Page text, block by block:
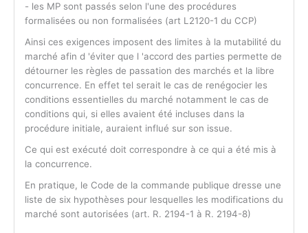
- les MP sont passés selon l'une des procédures
formalisées ou non formalisées (art L2120-1 du CCP)
Ainsi ces exigences imposent des limites à la mutabilité du
marché afin d 'éviter que l 'accord des parties permette de
détourner les règles de passation des marchés et la libre
concurrence. En effet tel serait le cas de renégocier les
conditions essentielles du marché notamment le cas de
conditions qui, si elles avaient été incluses dans la
procédure initiale, auraient influé sur son issue.
Ce qui est exécuté doit correspondre à ce qui a été mis à
la concurrence.
En pratique, le Code de la commande publique dresse une
liste de six hypothèses pour lesquelles les modifications du
marché sont autorisées (art. R. 2194-1 à R. 2194-8)